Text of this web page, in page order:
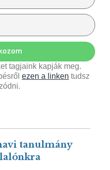
tagjaink kapják meg.
ezen a linken tudsz
tanulmány